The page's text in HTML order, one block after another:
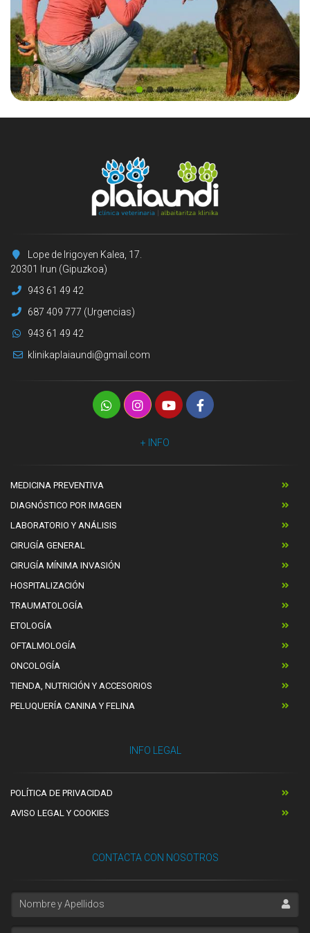
Lope de Irigoyen Kalea, 17.
20301 Irun (Gipuzkoa)
943 61 49 42
687 409 777 (Urgencias)
943 61 49 42
klinikaplaiaundi@gmail.com
+ INFO
MEDICINA PREVENTIVA
DIAGNÓSTICO POR IMAGEN
LABORATORIO Y ANÁLISIS
CIRUGÍA GENERAL
CIRUGÍA MÍNIMA INVASIÓN
HOSPITALIZACIÓN
TRAUMATOLOGÍA
ETOLOGÍA
OFTALMOLOGÍA
ONCOLOGÍA
TIENDA, NUTRICIÓN Y ACCESORIOS
PELUQUERÍA CANINA Y FELINA
INFO LEGAL
POLÍTICA DE PRIVACIDAD
AVISO LEGAL Y COOKIES
CONTACTA CON NOSOTROS